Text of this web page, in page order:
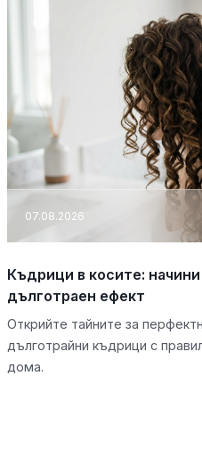
07.08.2026
Къдрици в косите:
дълготраен ефект
Открийте тайните за
дълготрайни къдрици с
дома.